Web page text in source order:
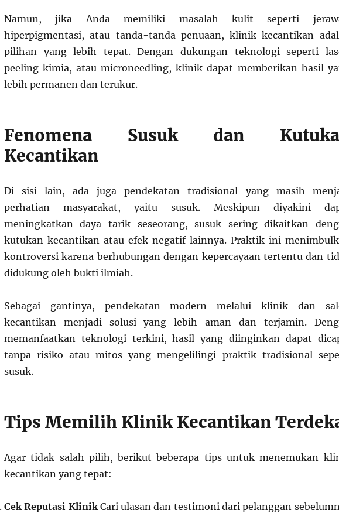
Namun, jika Anda memiliki masalah kulit seperti
hiperpigmentasi, atau tanda-tanda penuaan, klinik kecantikan
pilihan yang lebih tepat. Dengan dukungan teknologi seperti
peeling kimia, atau microneedling, klinik dapat memberikan hasil
lebih permanen dan terukur.
Fenomena Susuk dan
Kecantikan
Di sisi lain, ada juga pendekatan tradisional yang masih
perhatian masyarakat, yaitu susuk. Meskipun diyakini
meningkatkan daya tarik seseorang, susuk sering dikaitkan
kutukan kecantikan atau efek negatif lainnya. Praktik ini
kontroversi karena berhubungan dengan kepercayaan tertentu dan
didukung oleh bukti ilmiah.
Sebagai gantinya, pendekatan modern melalui klinik dan
kecantikan menjadi solusi yang lebih aman dan terjamin.
memanfaatkan teknologi terkini, hasil yang diinginkan dapat
tanpa risiko atau mitos yang mengelilingi praktik tradisional
susuk.
Tips Memilih Klinik Kecantikan
Agar tidak salah pilih, berikut beberapa tips untuk menemukan
kecantikan yang tepat:
Cek Reputasi KlinikCari ulasan dan testimoni dari pelanggan